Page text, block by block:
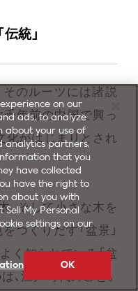
統」
そのルーツには諸説
千年前の中国で興っ
化がはじまりとされ
、そして小さな木を
つくりだす「盆景」
く知られている「盆
、江戸時代のこと。
on our
ads, to analyze
about your use of
analytics partners,
that you
have collected
have the right to
about you with
My Personal
settings on our
OK